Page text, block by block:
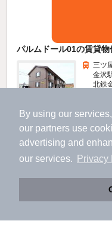
By using our
our partners use
advertising and
our services.
Privacy
アプリに切り替え
会員登録なしですぐ
パルムドール01の賃貸物
すべての写真
三ツ
金沢
北鉄
2階建 /
駐車場あり
5.5万
（管理費